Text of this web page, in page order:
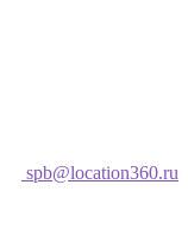
spb@location360.ru